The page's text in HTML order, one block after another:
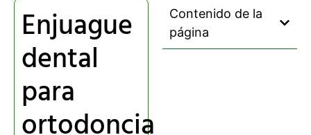
Enjuague
dental
para
Contenido de la
página